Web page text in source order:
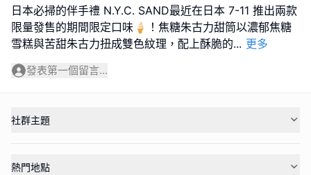
日本必掃的伴手禮 N.Y.C. SAND最近在日本 7-11 推出兩款
限量發售的期間限定口味🍦！焦糖朱古力甜筒以濃郁焦糖
雪糕與苦甜朱古力扭成雙色紋理，配上酥脆的... 更多
發表第一個留言...
社群主題
熱門地點